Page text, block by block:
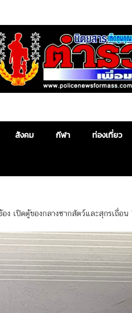
สังคม กีฬา ท่องเที่ยว
ง เปิดตู้ของกลางซากสัตว์และสุกรเถื่อน